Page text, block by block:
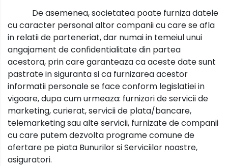
De asemenea, societatea poate furniza datele
cu caracter personal altor companii cu care se afla
in relatii de parteneriat, dar numai in temeiul unui
angajament de confidentialitate din partea
acestora, prin care garanteaza ca aceste date sunt
pastrate in siguranta si ca furnizarea acestor
informatii personale se face conform legislatiei in
vigoare, dupa cum urmeaza: furnizori de servicii de
marketing, curierat, servicii de plata/bancare,
telemarketing sau alte servicii, furnizate de companii
cu care putem dezvolta programe comune de
ofertare pe piata Bunurilor si Serviciilor noastre,
asiguratori.